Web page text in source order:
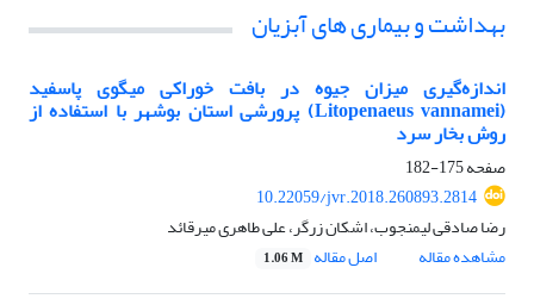
بهداشت و بیماری های آبزیان
اندازه‌گیری میزان جیوه در بافت خوراکی میگوی پاسفید
(Litopenaeus vannamei) پرورشی استان بوشهر با استفاده از
روش بخار سرد
صفحه175-182
10.22059/jvr.2018.260893.2814
رضا صادقی لیمنجوب، اشکان زرگر، علی طاهری میرقائد
مشاهده مقاله
اصل مقاله 1.06 M